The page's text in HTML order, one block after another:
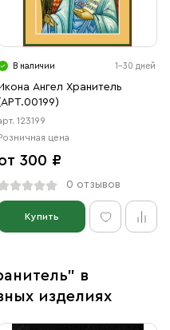
В наличии 1-30 дней
Ангел Хранитель
123199
цена
300 ₽
0 отзывов
Купить
в
изделиях